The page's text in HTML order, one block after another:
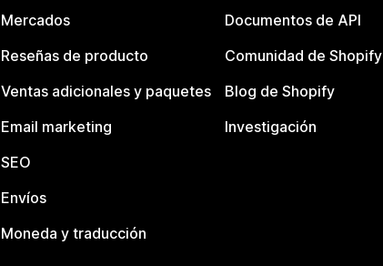
Mercados
Reseñas de producto
Ventas adicionales y paquetes
Email marketing
SEO
Envíos
Moneda y traducción
Documentos de API
Comunidad de Shopify
Blog de Shopify
Investigación